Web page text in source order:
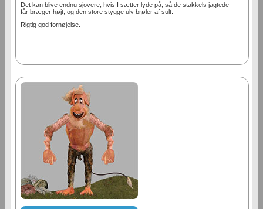
Det kan blive endnu sjovere, hvis I sætter lyde på, så de stakkels jagtede
får bræger højt, og den store stygge ulv brøler af sult.
Rigtig god fornøjelse.